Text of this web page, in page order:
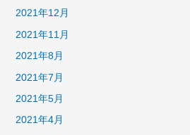
2021年12月
2021年11月
2021年8月
2021年7月
2021年5月
2021年4月